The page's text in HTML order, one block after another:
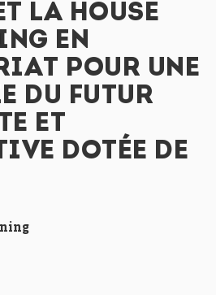
LA HOUSE
EN
POUR UNE
DU FUTUR
ET
DOTÉE DE